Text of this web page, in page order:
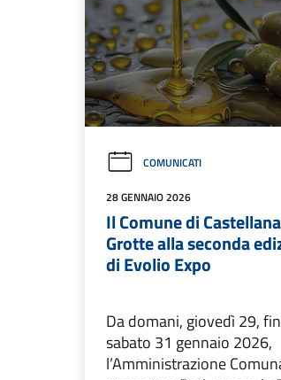
COMUNICATI
28 GENNAIO 2026
Il Comune di Castellana
Grotte alla seconda
di Evolio Expo
Da domani, giovedì 29,
sabato 31 gennaio 2026,
l’Amministrazione